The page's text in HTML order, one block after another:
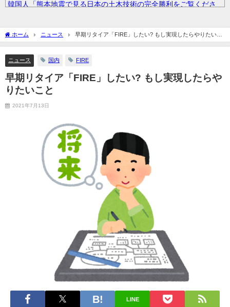
韓国人「熊本地震で見る日本の土木技術の完全勝利をご覧くださ
当に作る感じがしない・・・」「あれがまさに経験値である」 /
まとめくすアンテナ
元カノと同窓会で再会、終電逃して相部屋に。～お互い結婚間近
で浮気セックスしてしまいました～ / まとめくすアンテナ
クーラーボックス積んで出発→途中で買い足し…50代公務員の“ド
ライブ”が地獄すぎた 他 / 2chnaviヘッドライン
【画像】長濱ねる(27歳)の乳がヤバイと話題にｗｗｗｗ1700万バ
ズｗｗｗｗｗｗｗｗｗｗ 他 / 2chnaviヘッドライン
【画像】人気Vチューバーさん、とんでもない姿を披露ｗｗｗｗｗ
ｗｗｗｗｗ 他 / 2chnaviヘッドライン
【悲報】2050年の日本、独身ボッチ祭りが現実になるとかｗｗｗ
ｗ 他 / 2chnaviヘッドライン
Powered by livedoor 相互RSS
ホーム ニュース
早期リタイア「FIRE」したい? もし実現したらやりたいこ
と
ニュース 国内 FIRE
早期リタイア「FIRE」したい? もし実現したらや
りたいこと
2021年7月13日
LINE